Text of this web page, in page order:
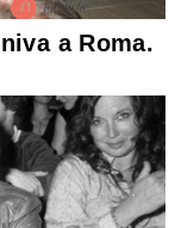
a Roma.